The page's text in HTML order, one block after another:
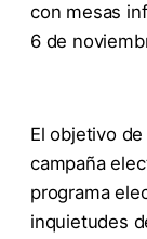
con mesas
6 de
El objetivo
campaña
programa
inquietudes